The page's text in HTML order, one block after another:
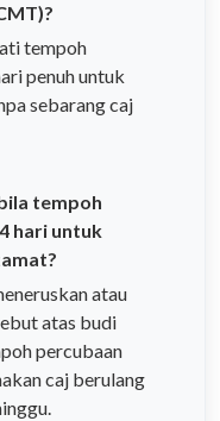
tempoh
penuh untuk
sebarang caj
tempoh
hari untuk
atau
atas budi
percubaan
caj berulang